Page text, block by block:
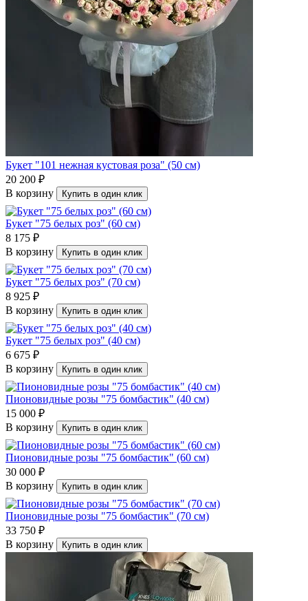
Букет "101 нежная кустовая роза" (50 см)
20 200 ₽
В корзину
Купить в один клик
Букет "75 белых роз" (60 см)
8 175 ₽
В корзину
Купить в один клик
Букет "75 белых роз" (70 см)
8 925 ₽
В корзину
Купить в один клик
Букет "75 белых роз" (40 см)
6 675 ₽
В корзину
Купить в один клик
Пионовидные розы "75 бомбастик" (40 см)
15 000 ₽
В корзину
Купить в один клик
Пионовидные розы "75 бомбастик" (60 см)
30 000 ₽
В корзину
Купить в один клик
Пионовидные розы "75 бомбастик" (70 см)
33 750 ₽
В корзину
Купить в один клик